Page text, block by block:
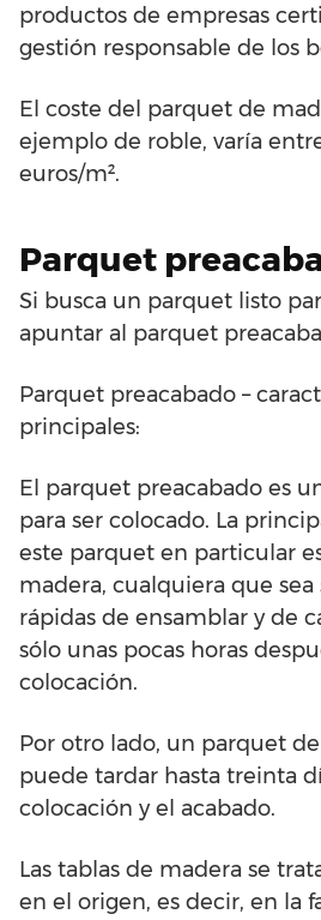
productos de empresas
gestión responsable de los
El coste del parquet de
ejemplo de roble, varía
euros/m².
Parquet
Si busca un parquet listo
apuntar al parquet
Parquet preacabado –
principales:
El parquet preacabado es
para ser colocado. La
este parquet en particular
madera, cualquiera que sea
rápidas de ensamblar y de
sólo unas pocas horas
colocación.
Por otro lado, un parquet
puede tardar hasta treinta
colocación y el acabado.
Las tablas de madera se
en el origen, es decir, en la